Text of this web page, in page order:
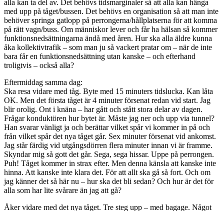
alla kan ta del av. Det behövs tidsmarginaler så att alla kan hänga
med upp på tåget/bussen. Det behövs en organisation så att man inte
behöver springa gatlopp på perrongerna/hållplatserna för att komma
på rätt vagn/buss. Om människor lever och får ha hälsan så kommer
funktionsnedsättningarna ändå med åren. Hur ska alla äldre kunna
åka kollektivtrafik – som man ju så vackert pratar om – när de inte
bara får en funktionsnedsättning utan kanske – och efterhand
troligtvis – också alla?
Eftermiddag samma dag:
Ska resa vidare med tåg. Byte med 15 minuters tidslucka. Kan låta
OK. Men det första tåget är 4 minuter försenat redan vid start. Jag
blir orolig. Ont i knäna – har gått och stått stora delar av dagen.
Frågar konduktören hur bytet är. Måste jag ner och upp via tunnel?
Han svarar vänligt ja och berättar vilket spår vi kommer in på och
från vilket spår det nya tåget går. Sex minuter försenat vid ankomst.
Jag står färdig vid utgångsdörren flera minuter innan vi är framme.
Skyndar mig så gott det går. Sega, sega hissar. Uppe på perrongen.
Puh! Tåget kommer in strax efter. Men denna känsla att kanske inte
hinna. Att kanske inte klara det. För att allt ska gå så fort. Och om
jag känner det så här nu – hur ska det bli sedan? Och hur är det för
alla som har lite svårare än jag att gå?
Åker vidare med det nya tåget. Tre steg upp – med bagage. Något